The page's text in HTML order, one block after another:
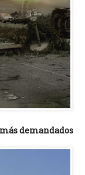
demandados